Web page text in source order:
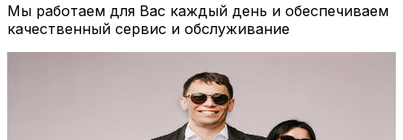
Мы работаем для Вас каждый день и обеспечиваем
качественный сервис и обслуживание